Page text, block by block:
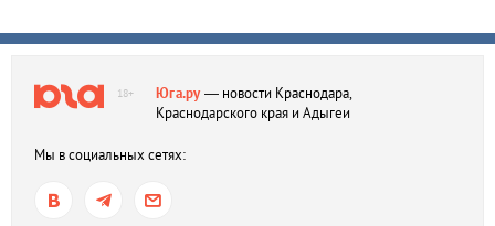
18+ Юга.ру— новости Краснодара,
Краснодарского края и Адыгеи
Мы в социальных сетях: